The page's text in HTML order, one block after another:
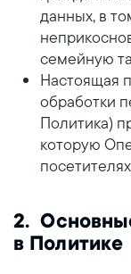
данных, в
семейную
Настоящая
обработки
Политика)
которую
2.
в Политике